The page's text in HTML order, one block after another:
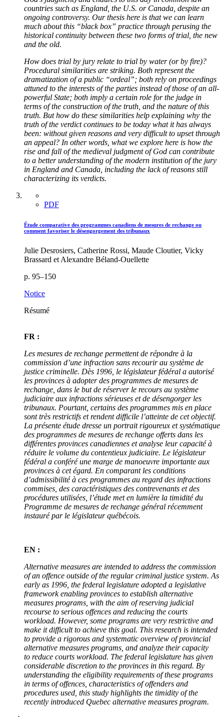
countries such as England, the U.S. or Canada, despite an
ongoing controversy. Our thesis here is that we can learn
much about this “black box” practice through perusing the
historical continuity between these two forms of trial, the new
and the old.
How does trial by jury relate to trial by water (or by fire)?
Procedural similarities are striking. Both represent the
dramatization of a public “ordeal”; both rely on proceedings
attuned to the interests of the parties instead of those of an all-
powerful State; both imply a certain role for the judge in
terms of the construction of the truth, and the nature of this
truth. But how do these similarities help explaining why the
truth of the verdict continues to be today what it has always
been: without given reasons and very difficult to upset through
an appeal? In other words, what we explore here is how the
rise and fall of the medieval judgment of God can contribute
to a better understanding of the modern institution of the jury
in England and Canada, including the lack of reasons still
characterizing its verdicts.
PDF
Étude comparative des programmes canadiens de mesures de rechange ou
comment favoriser le désengorgement des tribunaux
Julie Desrosiers, Catherine Rossi, Maude Cloutier, Vicky
Brassard et Alexandre Béland-Ouellette
p. 95–150
Notice
Résumé
FR :
Les mesures de rechange permettent de répondre à la
commission d’une infraction sans recourir au système de
justice criminelle. Dès 1996, le législateur fédéral a autorisé
les provinces à adopter des programmes de mesures de
rechange, dans le but de réserver le recours au système
judiciaire aux infractions sérieuses et de désengorger les
tribunaux. Pourtant, certains des programmes mis en place
sont très restrictifs et rendent difficile l’atteinte de cet objectif.
La présente étude dresse un portrait rigoureux et systématique
des programmes de mesures de rechange offerts dans les
différentes provinces canadiennes et analyse leur capacité à
réduire le volume du contentieux judiciaire. Le législateur
fédéral a conféré une marge de manoeuvre importante aux
provinces à cet égard. En comparant les conditions
d’admissibilité à ces programmes au regard des infractions
commises, des caractéristiques des contrevenants et des
procédures utilisées, l’étude met en lumière la timidité du
Programme de mesures de rechange général récemment
instauré par le législateur québécois.
EN :
Alternative measures are intended to address the commission
of an offence outside of the regular criminal justice system. As
early as 1996, the federal legislature adopted a legislative
framework enabling provinces to establish alternative
measures programs, with the aim of reserving judicial
recourse to serious offences and reducing the courts
workload. However, some programs are very restrictive and
make it difficult to achieve this goal. This research is intended
to provide a rigorous and systematic overview of provincial
alternative measures programs, and analyze their capacity
to reduce courts workload. The federal legislature has given
considerable discretion to the provinces in this regard. By
understanding the eligibility requirements of these programs
in terms of offences, characteristics of offenders and
procedures used, this study highlights the timidity of the
recently introduced Quebec alternative measures program.